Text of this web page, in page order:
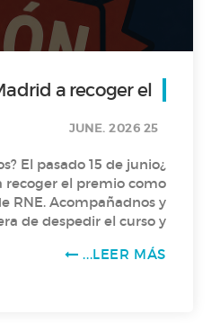
a recoger el
25 JUNE. 2026
El pasado 15 de junio
recoger el premio como
RNE. Acompañadnos y
de despedir el curso y
de nuestra radio…
LEER MÁS...